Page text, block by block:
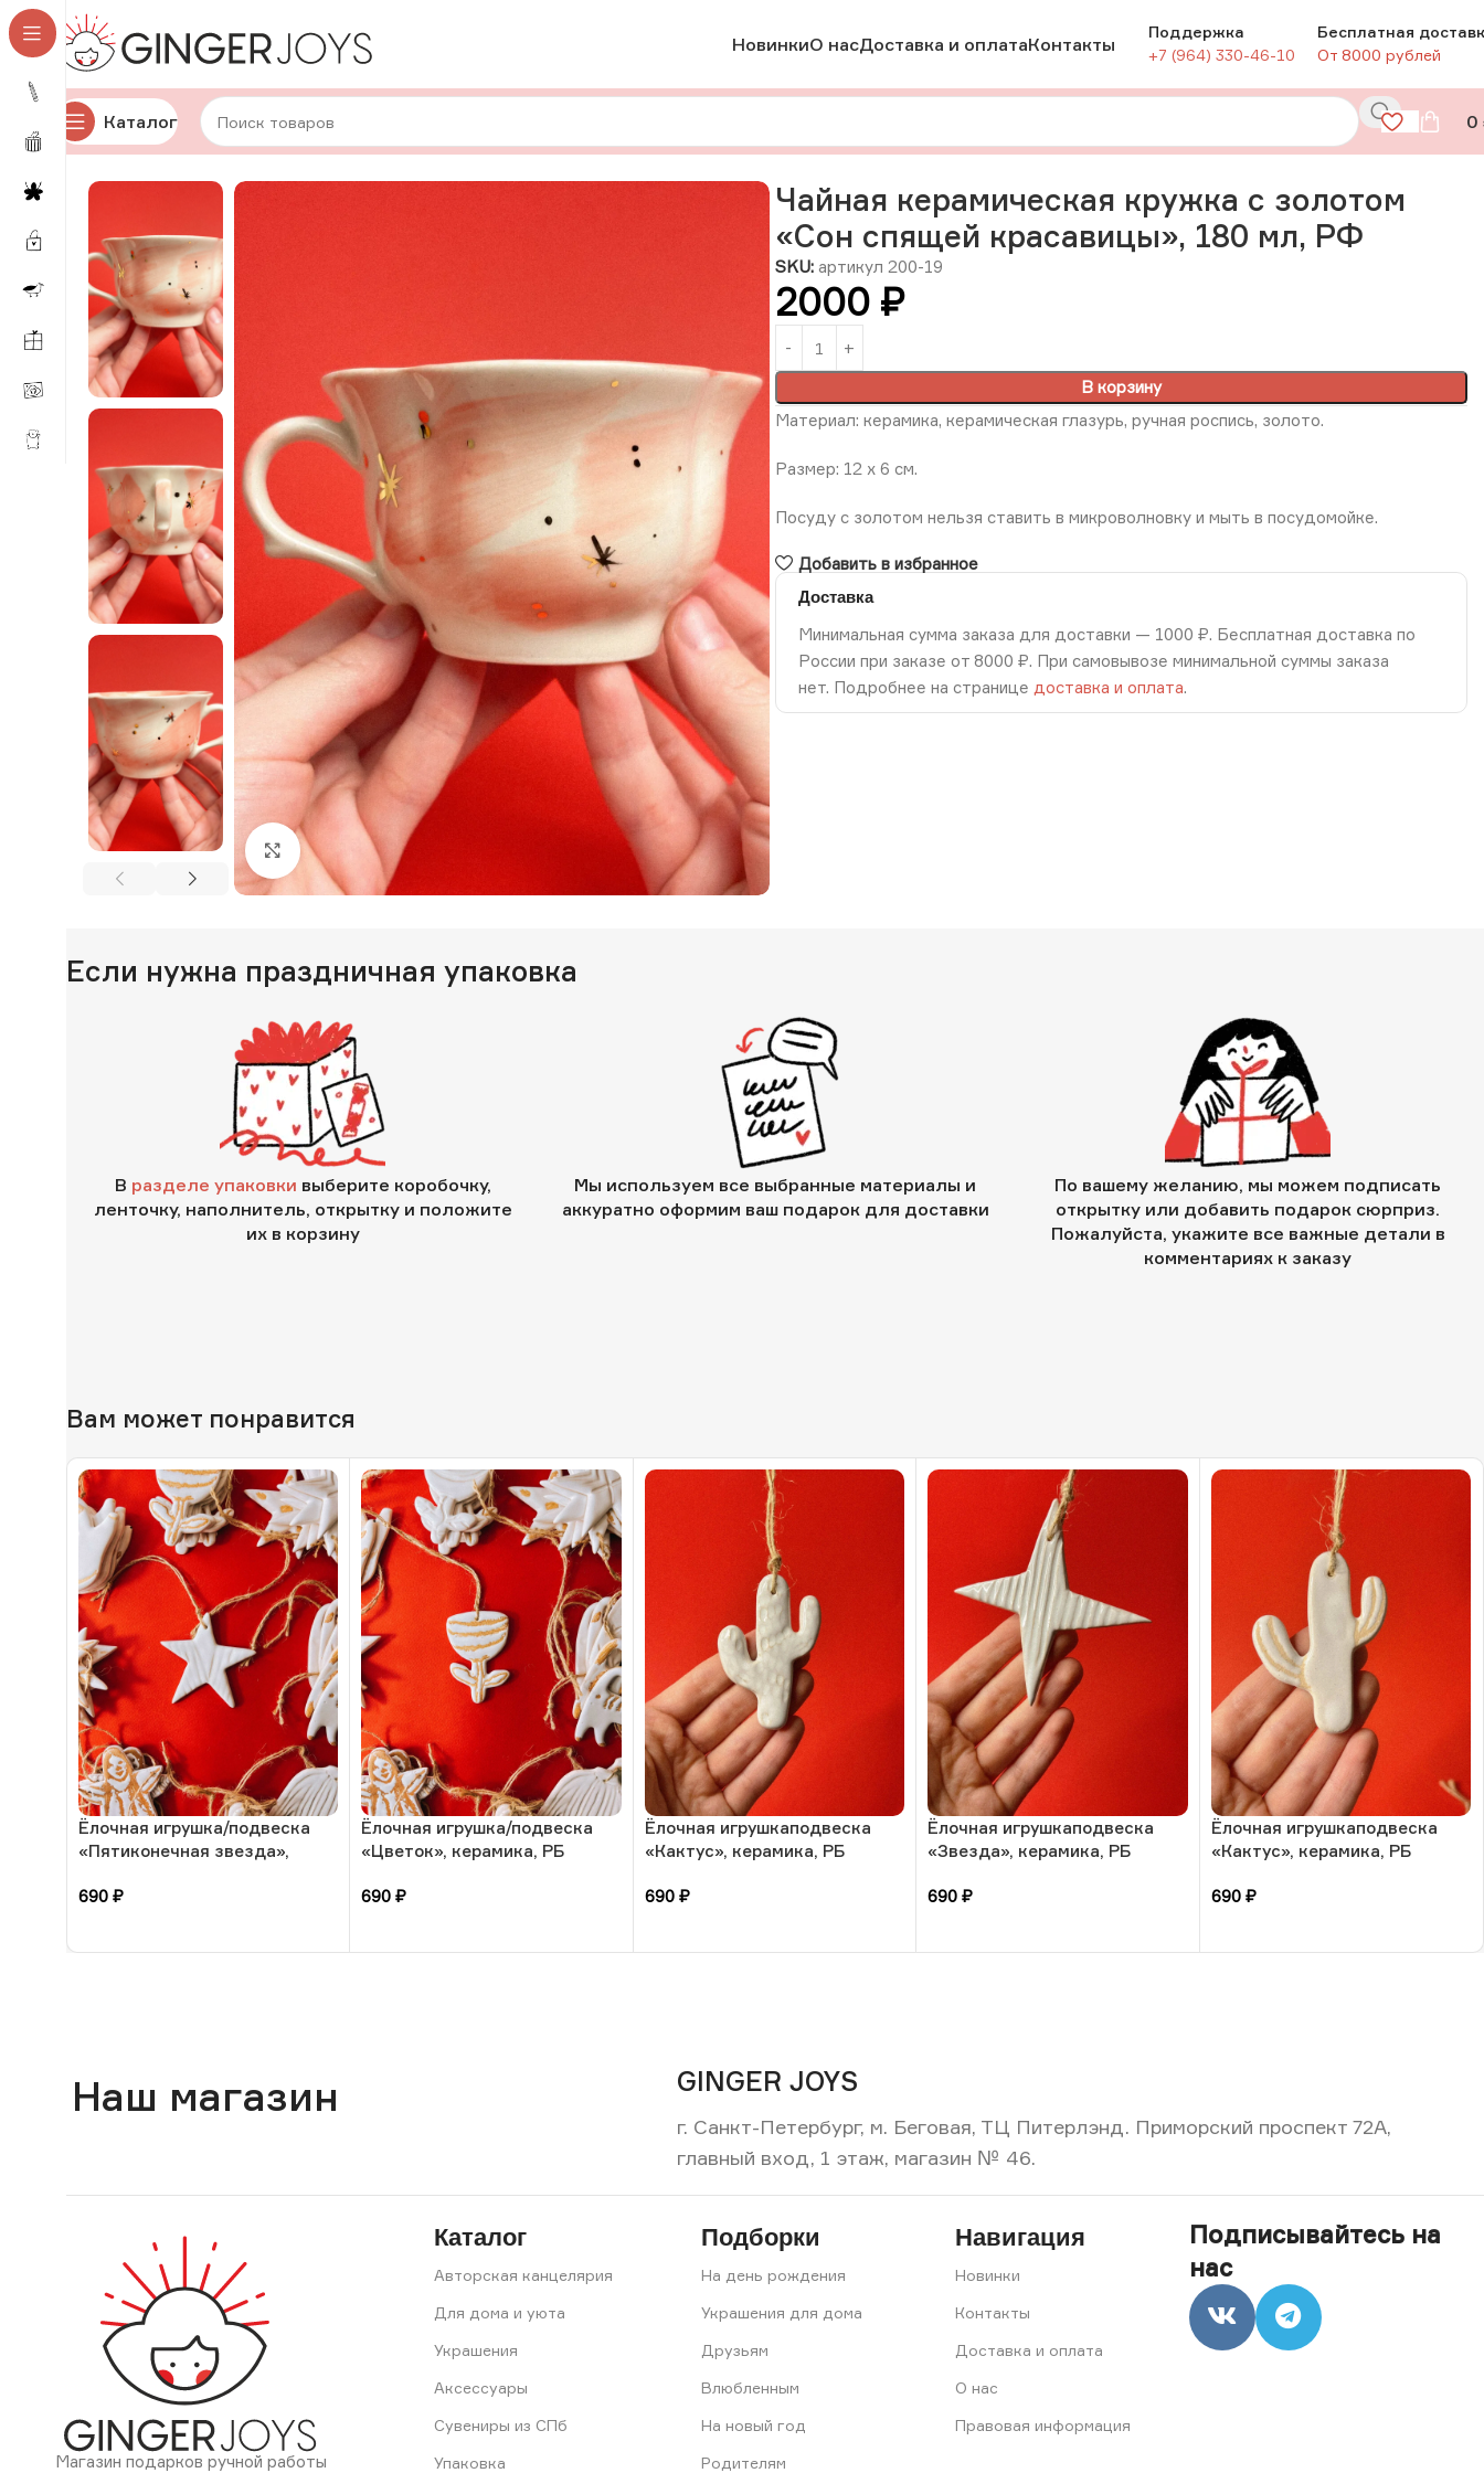
НовинкиО насДоставка и оплатаКонтакты
Поддержка
+7 (964) 330-46-10
Бесплатная
От 8000 рублей
Каталог 0
Главная Для дома и уюта Посуда Авторская керамика Чайная керамическая кружка с золотом «Сон спящей красавицы», 180 мл, РФ
Нажмите, чтобы увеличить изображение
Чайная керамическая кружка с золотом
«Сон спящей красавицы», 180 мл, РФ
SKU: артикул 200-19
2000 ₽
В корзину
Материал: керамика, керамическая глазурь, ручная роспись, золото.
Размер: 12 х 6 см.
Посуду с золотом нельзя ставить в микроволновку и мыть в посудомойке.
Добавить в избранное
Доставка
Минимальная сумма заказа для доставки — 1000 ₽. Бесплатная доставка по
России при заказе от 8000 ₽. При самовывозе минимальной суммы заказа
нет. Подробнее на странице доставка и оплата.
Если нужна праздничная упаковка
В разделе упаковки выберите коробочку,
ленточку, наполнитель, открытку и положите
их в корзину
Мы используем все выбранные материалы и
аккуратно оформим ваш подарок для доставки
По вашему желанию, мы можем подписать
открытку или добавить подарок сюрприз.
Пожалуйста, укажите все важные детали в
комментариях к заказу
Вам может понравится
Ёлочная игрушка/подвеска
«Пятиконечная звезда»,
690 ₽
Ёлочная игрушка/подвеска
«Цветок», керамика, РБ
690₽
Ёлочная игрушкаподвеска
«Кактус», керамика, РБ
690 ₽
Ёлочная игрушкаподвеска
«Звезда», керамика, РБ
690₽
Ёлочная игрушкаподвеска
«Кактус», керамика, РБ
690 ₽
Наш магазин GINGER JOYS
г. Санкт-Петербург, м. Беговая, ТЦ Питерлэнд. Приморский проспект 72А,
главный вход, 1 этаж, магазин № 46.
Магазин подарков ручной работы
Каталог
Авторская канцелярия
Для дома и уюта
Украшения
Аксессуары
Сувениры из СПб
Упаковка
Подборки
На день рождения
Украшения для дома
Друзьям
Влюбленным
На новый год
Родителям
Навигация
Новинки
Контакты
Доставка и оплата
О нас
Правовая информация
Подписывайтесь на
нас